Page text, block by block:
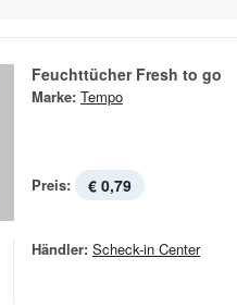
Feuchttücher Fresh to go
Marke: Tempo
Preis: € 0,79
Händler: Scheck-in Center